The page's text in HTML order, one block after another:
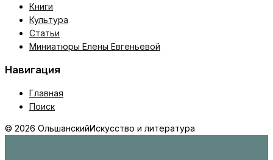
Книги
Культура
Статьи
Миниатюры Елены Евгеньевой
Навигация
Главная
Поиск
© 2026 ОльшанскийИскусство и литература